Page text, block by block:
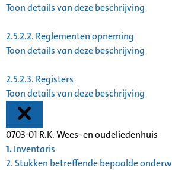
Toon details van deze beschrijving
2.5.2.2. Reglementen opneming
Toon details van deze beschrijving
2.5.2.3. Registers
Toon details van deze beschrijving
0703-01 R.K. Wees- en oudeliedenhuis
1.Inventaris
2. Stukken betreffende bepaalde